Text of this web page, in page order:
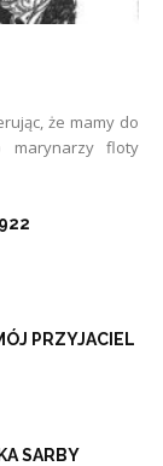
że mamy do
marynarzy floty
PRZYJACIEL
SARBY